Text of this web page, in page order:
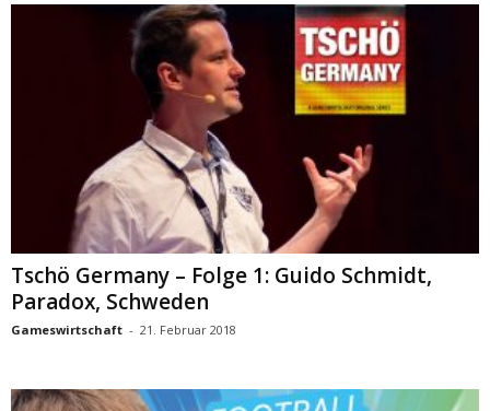
Tschö Germany – Folge 1: Guido Schmidt,
Paradox, Schweden
Gameswirtschaft - 21. Februar 2018